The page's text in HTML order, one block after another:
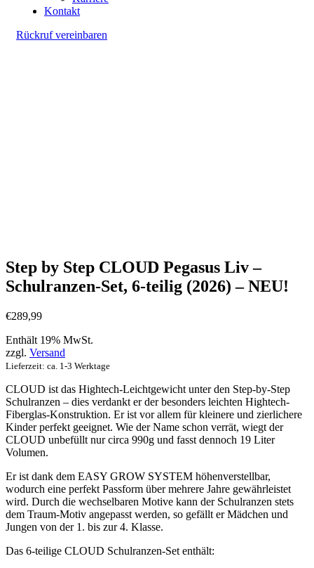
Kontakt
Rückruf vereinbaren
Step by Step CLOUD Pegasus Liv –
Schulranzen-Set, 6-teilig (2026) – NEU!
€289,99
Enthält 19% MwSt.
zzgl. Versand
Lieferzeit: ca. 1-3 Werktage
CLOUD ist das Hightech-Leichtgewicht unter den Step-by-Step
Schulranzen – dies verdankt er der besonders leichten Hightech-
Fiberglas-Konstruktion. Er ist vor allem für kleinere und zierlichere
Kinder perfekt geeignet. Wie der Name schon verrät, wiegt der
CLOUD unbefüllt nur circa 990g und fasst dennoch 19 Liter
Volumen.
Er ist dank dem EASY GROW SYSTEM höhenverstellbar,
wodurch eine perfekt Passform über mehrere Jahre gewährleistet
wird. Durch die wechselbaren Motive kann der Schulranzen stets
dem Traum-Motiv angepasst werden, so gefällt er Mädchen und
Jungen von der 1. bis zur 4. Klasse.
Das 6-teilige CLOUD Schulranzen-Set enthält: